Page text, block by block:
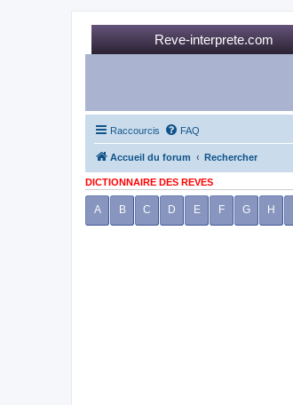
Reve-interprete.com
Raccourcis FAQ
Accueil du forum Rechercher
DICTIONNAIRE DES REVES
A B C D E F G H